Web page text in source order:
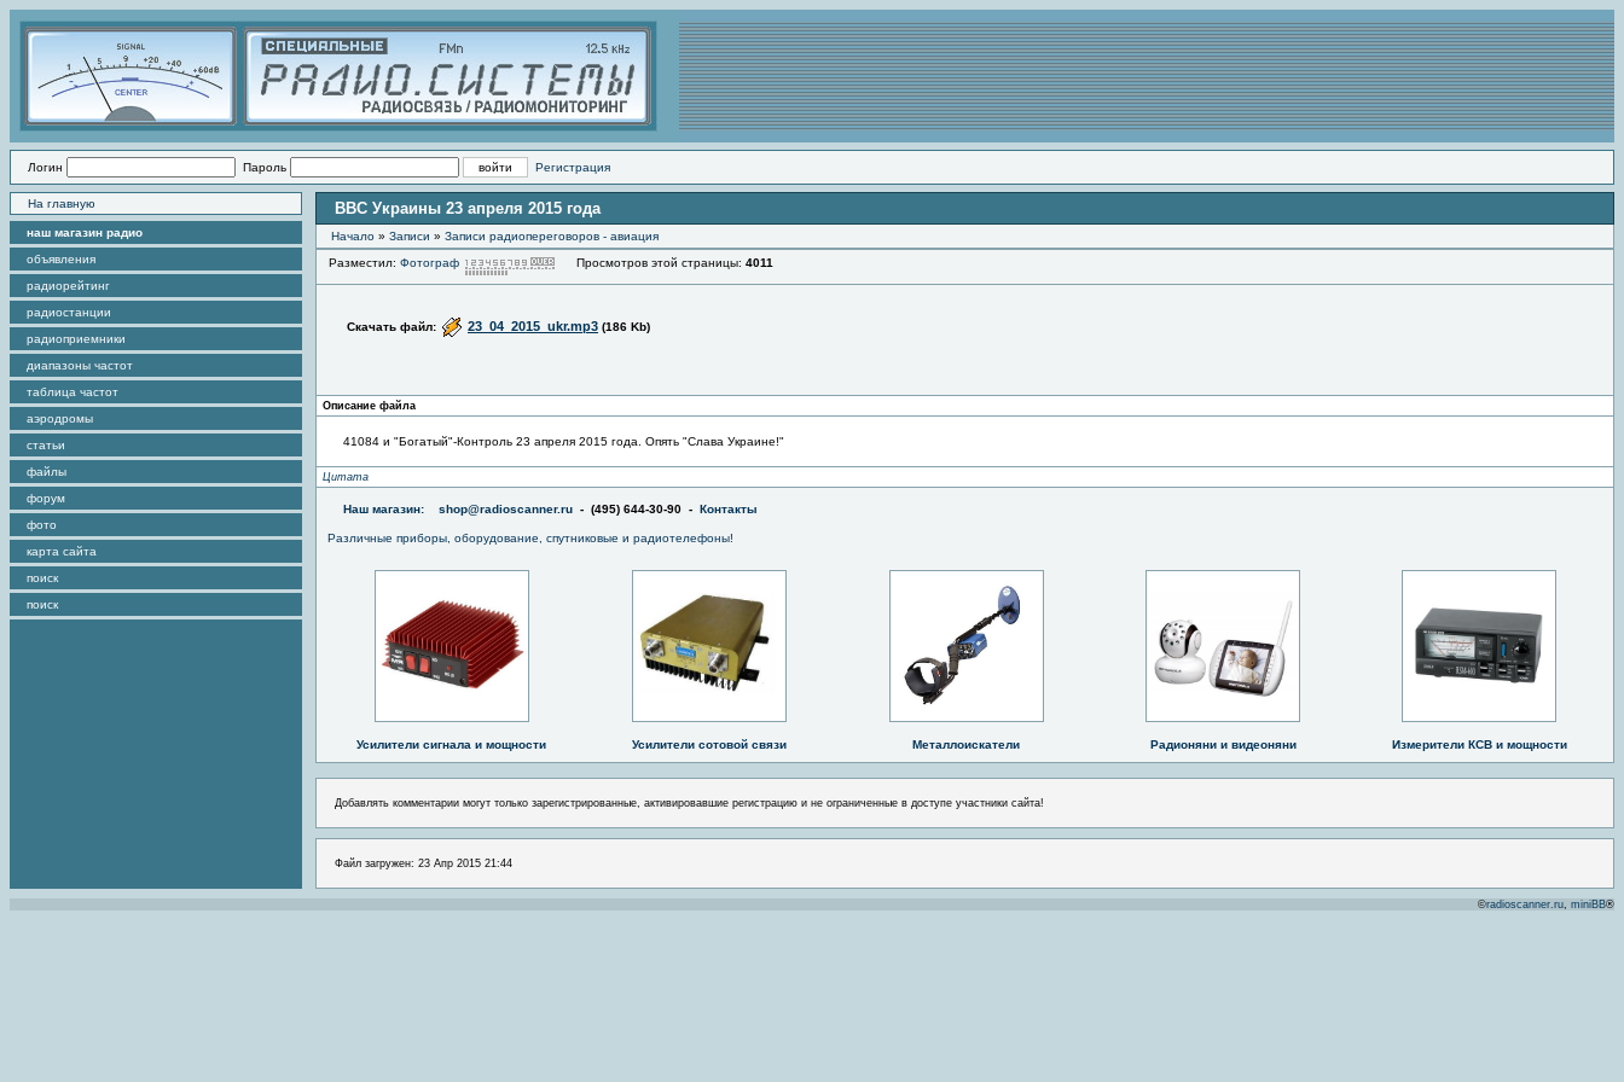
Логин Пароль Регистрация
На главную
наш магазин радио
объявления
радиорейтинг
радиостанции
радиоприемники
диапазоны частот
таблица частот
аэродромы
статьи
файлы
форум
фото
карта сайта
поиск
поиск
ВВС Украины 23 апреля 2015 года
Начало » Записи » Записи радиопереговоров - авиация
Разместил: Фотограф Просмотров этой страницы: 4011
Скачать файл: 23_04_2015_ukr.mp3 (186 Kb)
Описание файла
41084 и "Богатый"-Контроль 23 апреля 2015 года. Опять "Слава Украине!"
Цитата
Наш магазин: shop@radioscanner.ru - (495) 644-30-90 - Контакты
Различные приборы, оборудование, спутниковые и радиотелефоны!
Усилители сигнала и мощности Усилители сотовой связи Металлоискатели Радионяни и видеоняни Измерители КСВ и мощности
Добавлять комментарии могут только зарегистрированные, активировавшие регистрацию и не ограниченные в доступе участники сайта!
Файл загружен: 23 Апр 2015 21:44
©radioscanner.ru, miniBB®